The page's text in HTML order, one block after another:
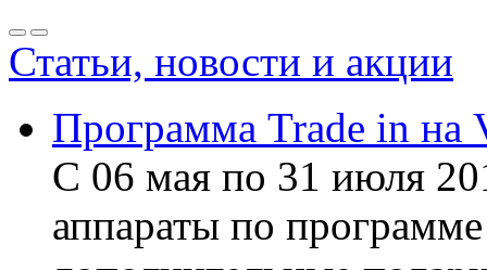
Статьи, новости и акции
Программа Trade in на
С 06 мая по 31 июля
аппараты по